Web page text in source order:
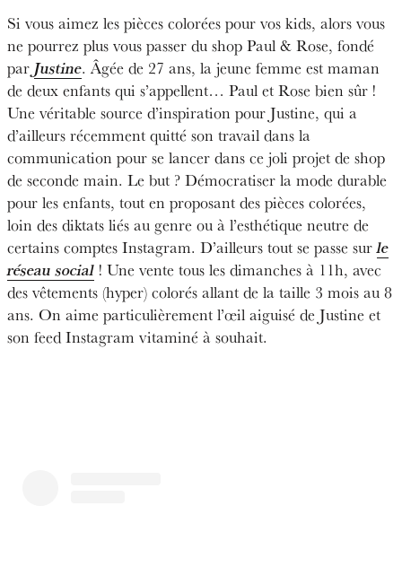
Si vous aimez les pièces colorées pour vos kids, alors vous
ne pourrez plus vous passer du shop Paul & Rose, fondé
par Justine. Âgée de 27 ans, la jeune femme est maman
de deux enfants qui s’appellent… Paul et Rose bien sûr !
Une véritable source d’inspiration pour Justine, qui a
d’ailleurs récemment quitté son travail dans la
communication pour se lancer dans ce joli projet de shop
de seconde main. Le but ? Démocratiser la mode durable
pour les enfants, tout en proposant des pièces colorées,
loin des diktats liés au genre ou à l’esthétique neutre de
certains comptes Instagram. D’ailleurs tout se passe surle
réseau social ! Une vente tous les dimanches à 11h, avec
des vêtements (hyper) colorés allant de la taille 3 mois au 8
ans. On aime particulièrement l’œil aiguisé de Justine et
son feed Instagram vitaminé à souhait.